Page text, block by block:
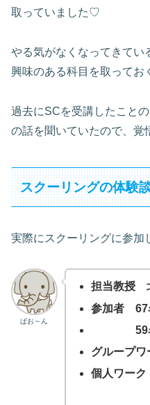
取っていました♡
やる気がなくなってきてい
興味のある科目を取ってお
過去にSCを受講したこと
の話を聞いていたので、覚
スクーリングの体験
実際にスクーリングに参加
ぱお～ん
担当教授
参加者 67
59名（
グループ
個人ワー